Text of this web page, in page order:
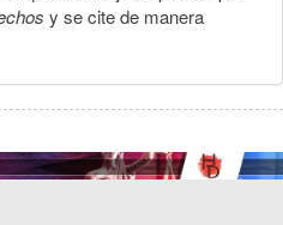
y se cite de manera